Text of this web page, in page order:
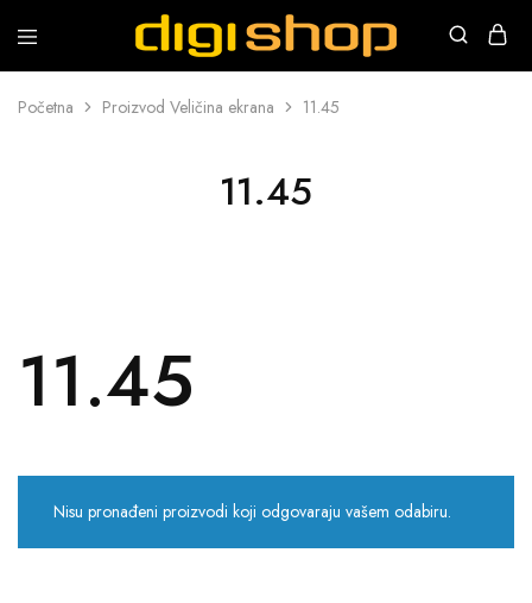
Digishop
Vaša
trgovina!
Početna Proizvod Veličina ekrana 11.45
11.45
11.45
Nisu pronađeni proizvodi koji odgovaraju vašem odabiru.